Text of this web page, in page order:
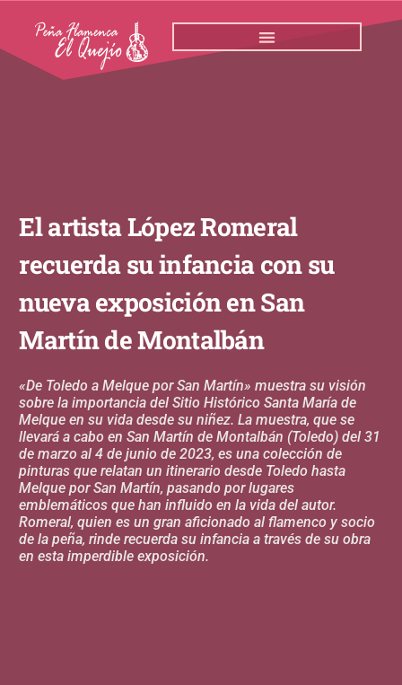
contenido
El artista López Romeral
recuerda su infancia con su
nueva exposición en San
Martín de Montalbán
«De Toledo a Melque por San Martín» muestra su visión
sobre la importancia del Sitio Histórico Santa María de
Melque en su vida desde su niñez. La muestra, que se
llevará a cabo en San Martín de Montalbán (Toledo) del 31
de marzo al 4 de junio de 2023, es una colección de
pinturas que relatan un itinerario desde Toledo hasta
Melque por San Martín, pasando por lugares
emblemáticos que han influido en la vida del autor.
Romeral, quien es un gran aficionado al flamenco y socio
de la peña, rinde recuerda su infancia a través de su obra
en esta imperdible exposición.